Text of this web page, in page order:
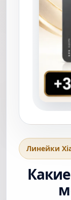
Линейки